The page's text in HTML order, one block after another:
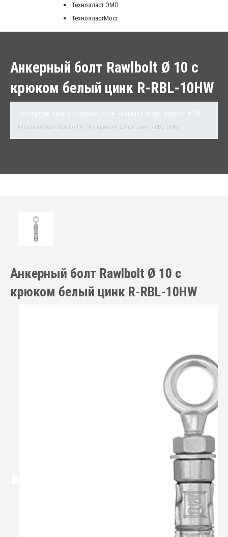
Техноэласт ЭМП
ТехноэластМост
Анкерный болт Rawlbolt Ø 10 с
крюком белый цинк R-RBL-10HW
, , , , ,
Анкерный болт Rawlbolt Ø 10 с крюком белый цинк R-RBL-10HW
Анкерный болт Rawlbolt Ø 10 с
крюком белый цинк R-RBL-10HW